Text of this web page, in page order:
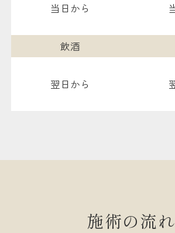
当日から
飲酒
翌日から
施術の流れ